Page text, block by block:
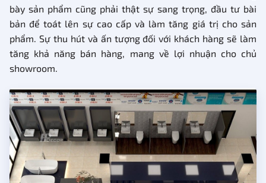
bày sản phẩm cũng phải thật sự sang trọng, đầu tư bài
bản để toát lên sự cao cấp và làm tăng giá trị cho sản
phẩm. Sự thu hút và ấn tượng đối với khách hàng sẽ làm
tăng khả năng bán hàng, mang về lợi nhuận cho chủ
showroom.